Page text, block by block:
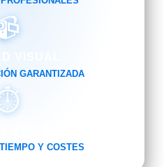
GARANTIZADA
Y COSTES